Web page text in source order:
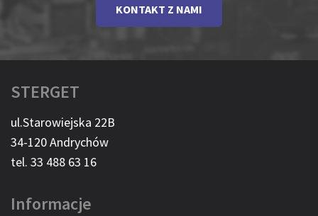
KONTAKT Z NAMI
STERGET
ul.Starowiejska 22B
34-120 Andrychów
tel. 33 488 63 16
Informacje